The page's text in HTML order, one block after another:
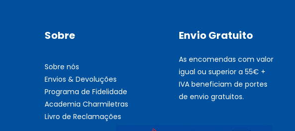
Sobre
Sobre nós
Envios & Devoluções
Programa de Fidelidade
Academia Charmiletras
Livro de Reclamações
Envio Gratuito
As encomendas com valor
igual ou superior a 55€ +
IVA beneficiam de portes
de envio gratuitos.